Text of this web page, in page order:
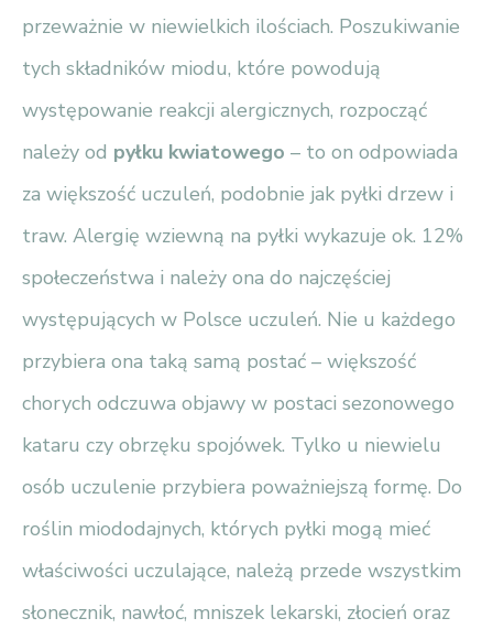
przeważnie w niewielkich ilościach. Poszukiwanie
tych składników miodu, które powodują
występowanie reakcji alergicznych, rozpocząć
należy od pyłku kwiatowego – to on odpowiada
za większość uczuleń, podobnie jak pyłki drzew i
traw. Alergię wziewną na pyłki wykazuje ok. 12%
społeczeństwa i należy ona do najczęściej
występujących w Polsce uczuleń. Nie u każdego
przybiera ona taką samą postać – większość
chorych odczuwa objawy w postaci sezonowego
kataru czy obrzęku spojówek. Tylko u niewielu
osób uczulenie przybiera poważniejszą formę. Do
roślin miododajnych, których pyłki mogą mieć
właściwości uczulające, należą przede wszystkim
słonecznik, nawłoć, mniszek lekarski, złocień oraz